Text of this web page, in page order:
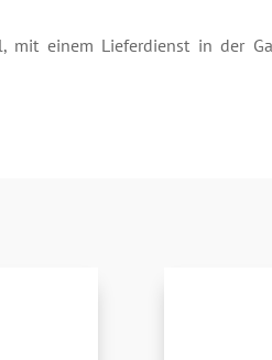
mit einem Lieferdienst in der